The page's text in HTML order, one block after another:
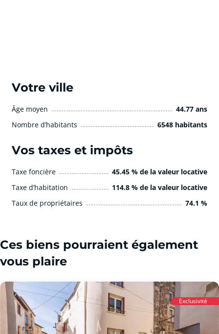
Votre ville
Âge moyen
44.77 ans
Nombre d’habitants
6548 habitants
Vos taxes et impôts
Taxe foncière
45.45 % de la valeur locative
Taxe d’habitation
114.8 % de la valeur locative
Taux de propriétaires
74.1 %
Ces biens pourraient également
vous plaire
Exclusivité